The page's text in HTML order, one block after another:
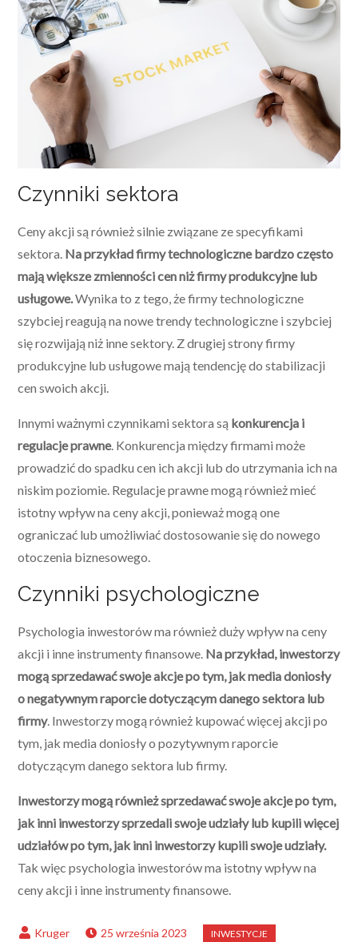
Czynniki sektora
Ceny akcji są również silnie związane ze specyfikami
sektora. Na przykład firmy technologiczne bardzo często
mają większe zmienności cen niż firmy produkcyjne lub
usługowe.Wynika to z tego, że firmy technologiczne
szybciej reagują na nowe trendy technologiczne i szybciej
się rozwijają niż inne sektory. Z drugiej strony firmy
produkcyjne lub usługowe mają tendencję do stabilizacji
cen swoich akcji.
Innymi ważnymi czynnikami sektora są konkurencja i
regulacje prawne. Konkurencja między firmami może
prowadzić do spadku cen ich akcji lub do utrzymania ich na
niskim poziomie. Regulacje prawne mogą również mieć
istotny wpływ na ceny akcji, ponieważ mogą one
ograniczać lub umożliwiać dostosowanie się do nowego
otoczenia biznesowego.
Czynniki psychologiczne
Psychologia inwestorów ma również duży wpływ na ceny
akcji i inne instrumenty finansowe. Na przykład, inwestorzy
mogą sprzedawać swoje akcje po tym, jak media doniosły
o negatywnym raporcie dotyczącym danego sektora lub
firmy. Inwestorzy mogą również kupować więcej akcji po
tym, jak media doniosły o pozytywnym raporcie
dotyczącym danego sektora lub firmy.
Inwestorzy mogą również sprzedawać swoje akcje po tym,
jak inni inwestorzy sprzedali swoje udziały lub kupili więcej
udziałów po tym, jak inni inwestorzy kupili swoje udziały.
Tak więc psychologia inwestorów ma istotny wpływ na
ceny akcji i inne instrumenty finansowe.
25 września 2023